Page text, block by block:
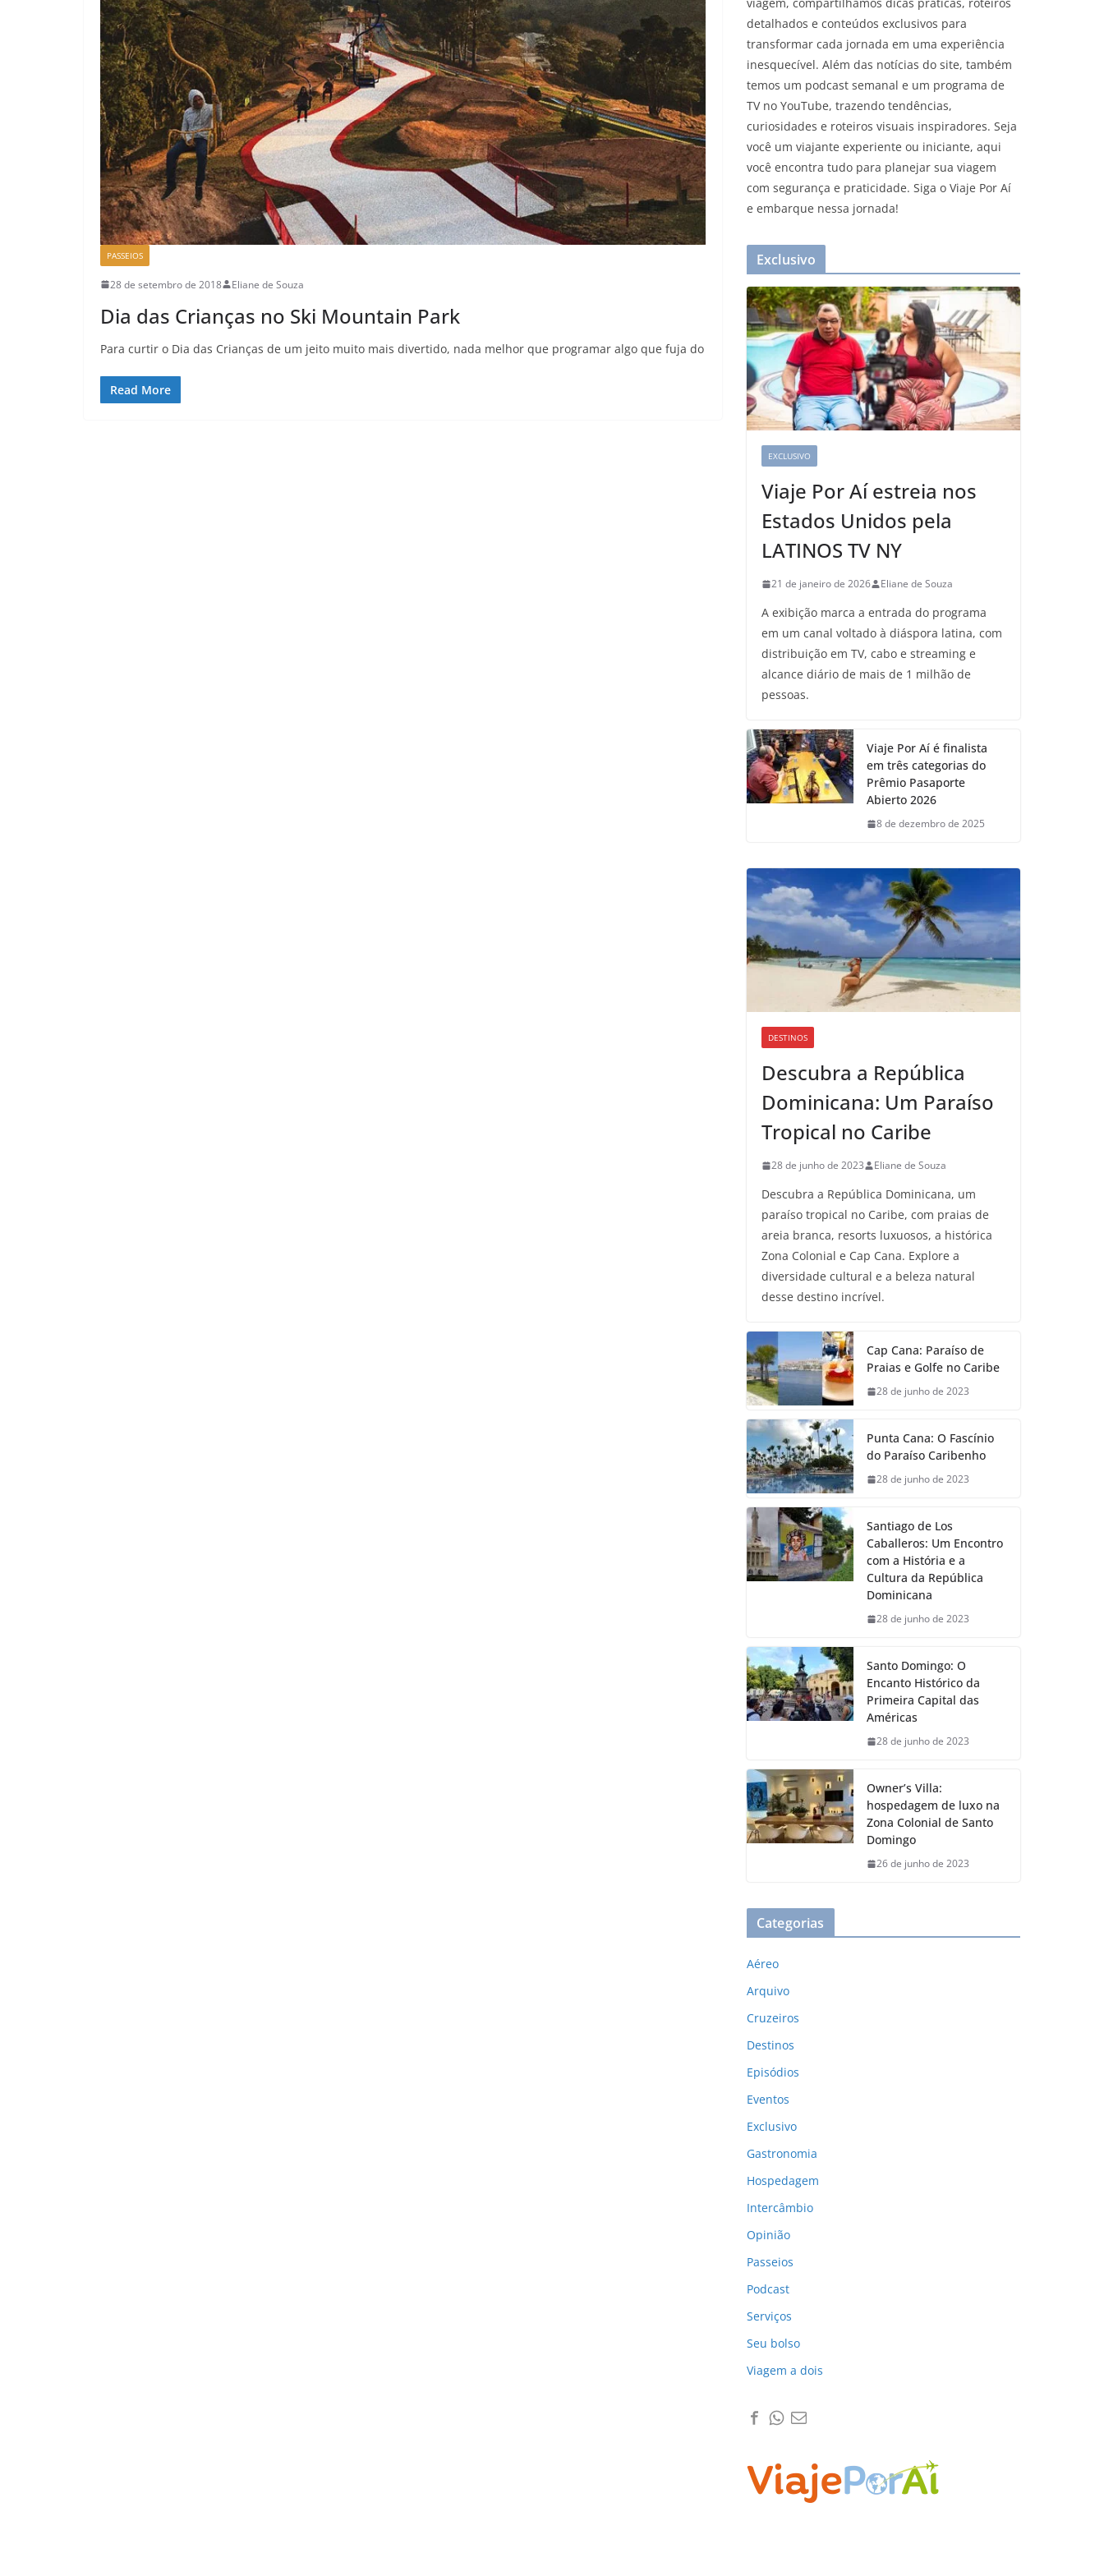
PASSEIOS
28 de setembro de 2018 Eliane de Souza
Dia das Crianças no Ski Mountain Park
Para curtir o Dia das Crianças de um jeito muito mais divertido, nada melhor que programar algo que fuja do
Read More
detalhados e conteúdos exclusivos para
transformar cada jornada em uma experiência
inesquecível. Além das notícias do site, também
temos um podcast semanal e um programa de
TV no YouTube, trazendo tendências,
curiosidades e roteiros visuais inspiradores. Seja
você um viajante experiente ou iniciante, aqui
você encontra tudo para planejar sua viagem
com segurança e praticidade. Siga o Viaje Por Aí
e embarque nessa jornada!
Exclusivo
EXCLUSIVO
Viaje Por Aí estreia nos
Estados Unidos pela
LATINOS TV NY
21 de janeiro de 2026 Eliane de Souza
A exibição marca a entrada do programa
em um canal voltado à diáspora latina, com
distribuição em TV, cabo e streaming e
alcance diário de mais de 1 milhão de
pessoas.
Viaje Por Aí é finalista
em três categorias do
Prêmio Pasaporte
Abierto 2026
8 de dezembro de 2025
DESTINOS
Descubra a República
Dominicana: Um Paraíso
Tropical no Caribe
28 de junho de 2023 Eliane de Souza
Descubra a República Dominicana, um
paraíso tropical no Caribe, com praias de
areia branca, resorts luxuosos, a histórica
Zona Colonial e Cap Cana. Explore a
diversidade cultural e a beleza natural
desse destino incrível.
Cap Cana: Paraíso de
Praias e Golfe no Caribe
28 de junho de 2023
Punta Cana: O Fascínio
do Paraíso Caribenho
28 de junho de 2023
Santiago de Los
Caballeros: Um Encontro
com a História e a
Cultura da República
Dominicana
28 de junho de 2023
Santo Domingo: O
Encanto Histórico da
Primeira Capital das
Américas
28 de junho de 2023
Owner’s Villa:
hospedagem de luxo na
Zona Colonial de Santo
Domingo
26 de junho de 2023
Categorias
Aéreo
Arquivo
Cruzeiros
Destinos
Episódios
Eventos
Exclusivo
Gastronomia
Hospedagem
Intercâmbio
Opinião
Passeios
Podcast
Serviços
Seu bolso
Viagem a dois